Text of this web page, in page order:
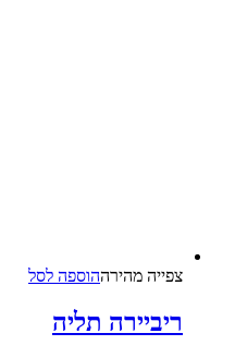
צפייה‬ ‫מהירה‬הוספה לסל
ריביירה תליה